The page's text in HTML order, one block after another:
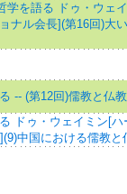
学を語る ドゥ・ウェ
ナル会長](第16回)大
-- (第12回)儒教と仏
ドゥ・ウェイミン[
中国における儒教と